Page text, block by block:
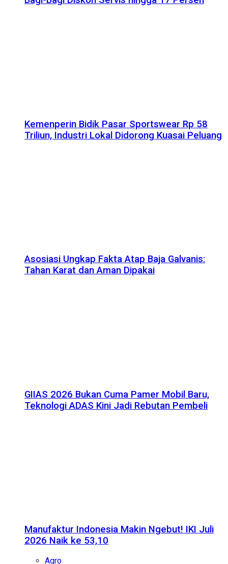
Kemenperin Bidik Pasar Sportswear Rp 58
Triliun, Industri Lokal Didorong Kuasai Peluang
Asosiasi Ungkap Fakta Atap Baja Galvanis:
Tahan Karat dan Aman Dipakai
GIIAS 2026 Bukan Cuma Pamer Mobil Baru,
Teknologi ADAS Kini Jadi Rebutan Pembeli
Manufaktur Indonesia Makin Ngebut! IKI Juli
2026 Naik ke 53,10
Agro